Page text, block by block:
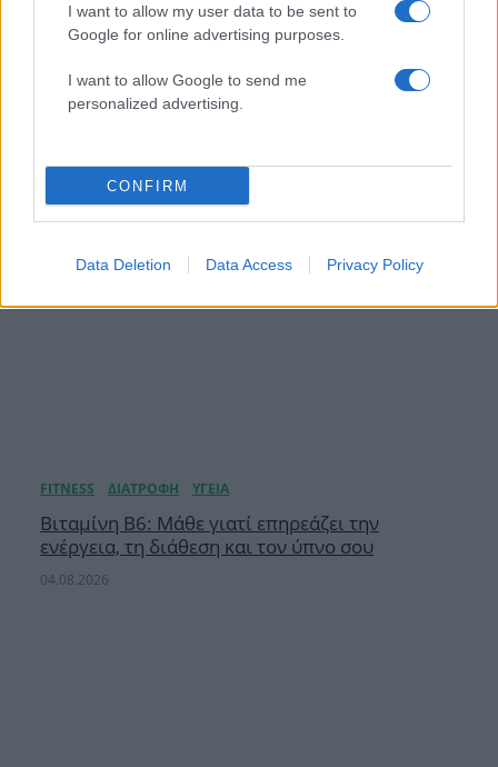
I want to allow my user data to be sent to
Google for online advertising purposes.
I want to allow Google to send me
personalized advertising.
CONFIRM
Data Deletion Data Access Privacy Policy
Εριέττα Κούρκουλου: Τα φιλιά με τον Βύρωνα
– «Καμία στιγμή ευτυχίας δεδομένη»
08.08.2026
Βιταμίνη B6: Μάθε γιατί επηρεάζει την
ενέργεια, τη διάθεση και τον ύπνο σου
04.08.2026